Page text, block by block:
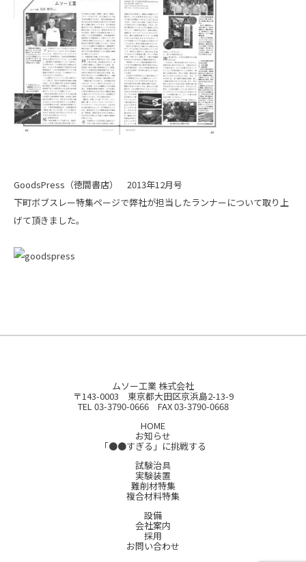
GoodsPress（徳間書店） 2013年12月号
下町ボブスレー特集ページで弊社が担当したランナーについて取り上
げて頂きました。
ムソー工業 株式会社
〒143-0003 東京都大田区京浜島2-13-9
TEL 03-3790-0666 FAX 03-3790-0668
HOME
お知らせ
「●●すぎる」に挑戦する
試験治具
実験装置
難削材特集
複合材料特集
設備
会社案内
採用
お問い合わせ